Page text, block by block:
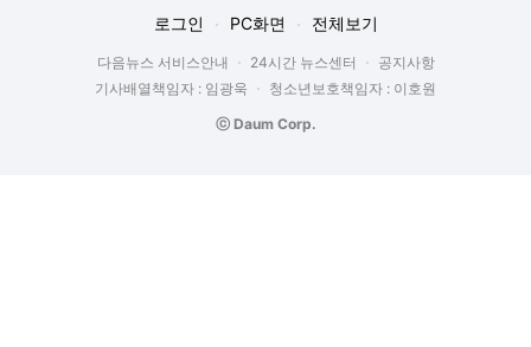
로그인 PC화면 전체보기
다음뉴스 서비스안내 24시간 뉴스센터
공지사항
기사배열책임자 : 임광욱
청소년보호책임자 : 이호원
ⓒ Daum Corp.